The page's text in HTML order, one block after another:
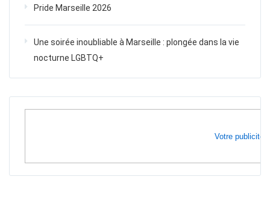
Pride Marseille 2026
Une soirée inoubliable à Marseille : plongée dans la vie
nocturne LGBTQ+
Votre publicité